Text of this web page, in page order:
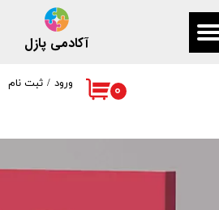
آکادمی پازل
۰ ورود / ثبت نام
حساب کاربری من
خروج از حساب کاربری